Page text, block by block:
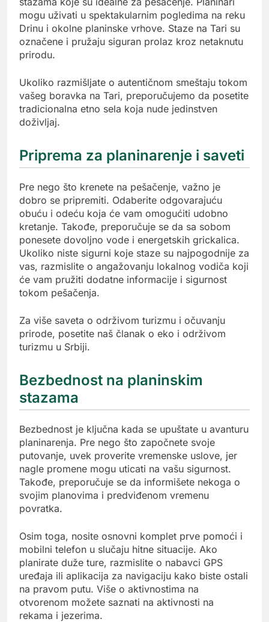
mogu uživati u spektakularnim pogledima na reku
Drinu i okolne planinske vrhove. Staze na Tari su
označene i pružaju siguran prolaz kroz netaknutu
prirodu.
Ukoliko razmišljate o autentičnom smeštaju tokom
vašeg boravka na Tari, preporučujemo da posetite
tradicionalna etno sela koja nude jedinstven
doživljaj.
Priprema za planinarenje i saveti
Pre nego što krenete na pešačenje, važno je
dobro se pripremiti. Odaberite odgovarajuću
obuću i odeću koja će vam omogućiti udobno
kretanje. Takođe, preporučuje se da sa sobom
ponesete dovoljno vode i energetskih grickalica.
Ukoliko niste sigurni koje staze su najpogodnije za
vas, razmislite o angažovanju lokalnog vodiča koji
će vam pružiti dodatne informacije i sigurnost
tokom pešačenja.
Za više saveta o održivom turizmu i očuvanju
prirode, posetite naš članak o eko i održivom
turizmu u Srbiji.
Bezbednost na planinskim
stazama
Bezbednost je ključna kada se upuštate u avanturu
planinarenja. Pre nego što započnete svoje
putovanje, uvek proverite vremenske uslove, jer
nagle promene mogu uticati na vašu sigurnost.
Takođe, preporučuje se da informišete nekoga o
svojim planovima i predviđenom vremenu
povratka.
Osim toga, nosite osnovni komplet prve pomoći i
mobilni telefon u slučaju hitne situacije. Ako
planirate duže ture, razmislite o nabavci GPS
uređaja ili aplikacija za navigaciju kako biste ostali
na pravom putu. Više o aktivnostima na
otvorenom možete saznati na aktivnosti na
rekama i jezerima.